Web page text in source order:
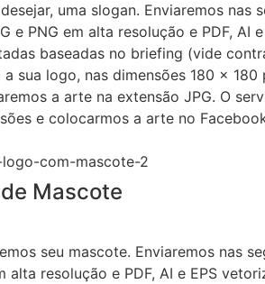
uma slogan. Enviaremos nas
e PNG em alta resolução e PDF, AI
baseadas no briefing (vide
sua logo, nas dimensões 180 x 180
a arte na extensão JPG. O
e colocarmos a arte no
Mascote
seu mascote. Enviaremos nas
alta resolução e PDF, AI e EPS